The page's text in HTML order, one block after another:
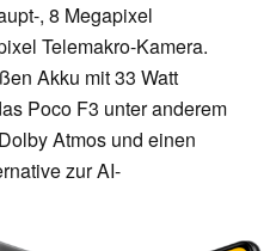
, 8 Megapixel
Telemakro-Kamera.
Akku mit 33 Watt
Poco F3 unter anderem
Atmos und einen
zur AI-